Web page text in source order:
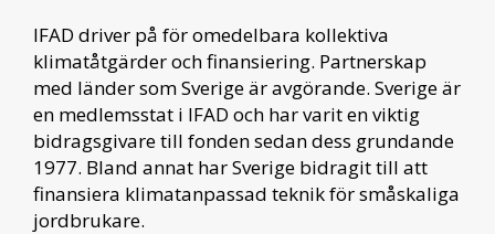
IFAD driver på för omedelbara kollektiva
klimatåtgärder och finansiering. Partnerskap
med länder som Sverige är avgörande. Sverige är
en medlemsstat i IFAD och har varit en viktig
bidragsgivare till fonden sedan dess grundande
1977. Bland annat har Sverige bidragit till att
finansiera klimatanpassad teknik för småskaliga
jordbrukare.